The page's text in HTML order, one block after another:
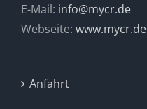
E-Mail: info@mycr.de
Webseite: www.mycr.de
Anfahrt